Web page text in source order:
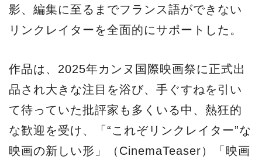
影、編集に至るまでフランス語ができない
リンクレイターを全面的にサポートした。
作品は、2025年カンヌ国際映画祭に正式出
品され大きな注目を浴び、手ぐすねを引い
て待っていた批評家も多くいる中、熱狂的
な歓迎を受け、「“これぞリンクレイター”な
映画の新しい形」（CinemaTeaser）「映画